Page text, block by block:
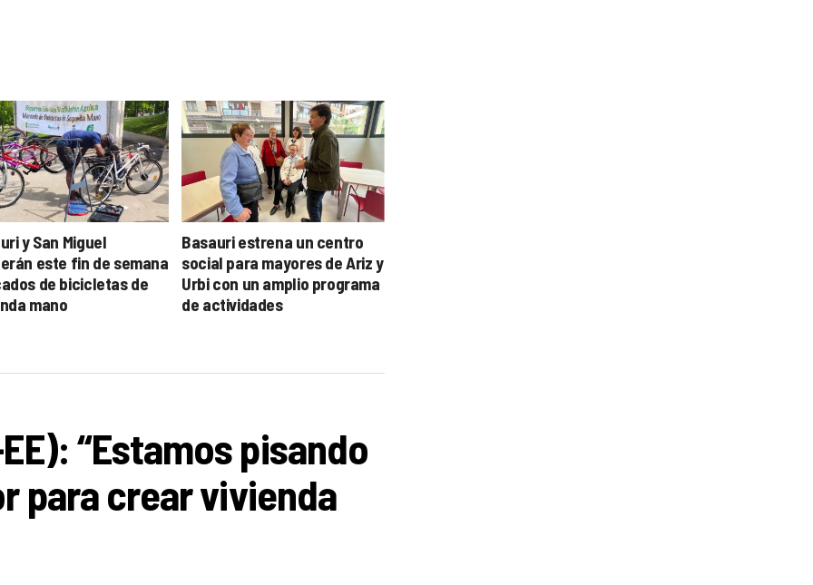
y San Miguel
este fin de semana
de bicicletas de
mano
Basauri estrena un centro
social para mayores de Ariz y
Urbi con un amplio programa
de actividades
“Estamos pisando
para crear vivienda